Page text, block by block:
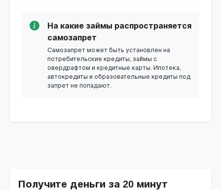
На какие займы распространяется
самозапрет
Самозапрет может быть установлен на
потребительские кредиты, займы с
овердрафтом и кредитные карты. Ипотека,
автокредиты и образовательные кредиты под
запрет не попадают.
Получите деньги за 20 минут